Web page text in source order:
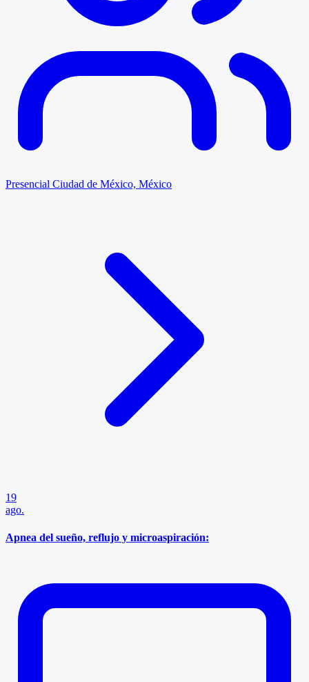
Presencial Ciudad de México, México
19
ago.
Apnea del sueño, reflujo y microaspiración: